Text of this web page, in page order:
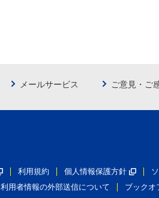
メールサービス ご意見・ご
利用規約 個人情報保護方針
利用者情報の外部送信について ブックオ